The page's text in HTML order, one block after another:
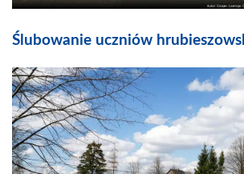
Ślubowanie uczniów